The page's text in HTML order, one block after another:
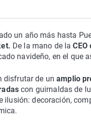
un año más hasta
De la mano de la
navideño, en el que
disfrutar de un amplio
con guirnaldas de
ilusión: decoración,